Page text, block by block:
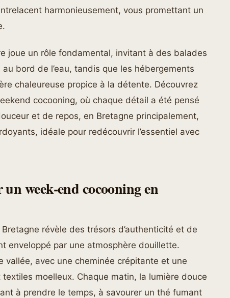
harmonieusement, vous promettant un
joue un rôle fondamental, invitant à des balades
bord de l’eau, tandis que les hébergements
chaleureuse propice à la détente. Découvrez
cocooning, où chaque détail a été pensé
et de repos, en Bretagne principalement,
idéale pour redécouvrir l’essentiel avec
week-end cocooning en
révèle des trésors d’authenticité et de
enveloppé par une atmosphère douillette.
vallée, avec une cheminée crépitante et une
moelleux. Chaque matin, la lumière douce
à prendre le temps, à savourer un thé fumant